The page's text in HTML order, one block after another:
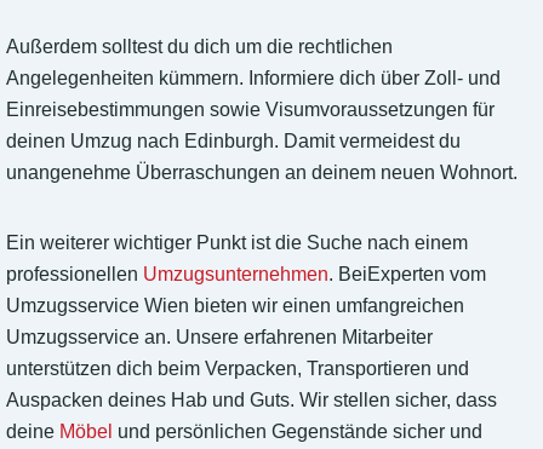
Außerdem solltest du dich um die rechtlichen
Angelegenheiten kümmern. Informiere dich über Zoll- und
Einreisebestimmungen sowie Visumvoraussetzungen für
deinen Umzug nach Edinburgh. Damit vermeidest du
unangenehme Überraschungen an deinem neuen Wohnort.
Ein weiterer wichtiger Punkt ist die Suche nach einem
professionellen Umzugsunternehmen. BeiExperten vom
Umzugsservice Wien bieten wir einen umfangreichen
Umzugsservice an. Unsere erfahrenen Mitarbeiter
unterstützen dich beim Verpacken, Transportieren und
Auspacken deines Hab und Guts. Wir stellen sicher, dass
deine Möbel und persönlichen Gegenstände sicher und